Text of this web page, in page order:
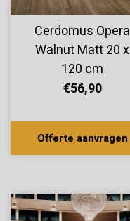
Cerdomus Opera
Walnut Matt 20 x
120 cm
€56,90
Offerte aanvragen